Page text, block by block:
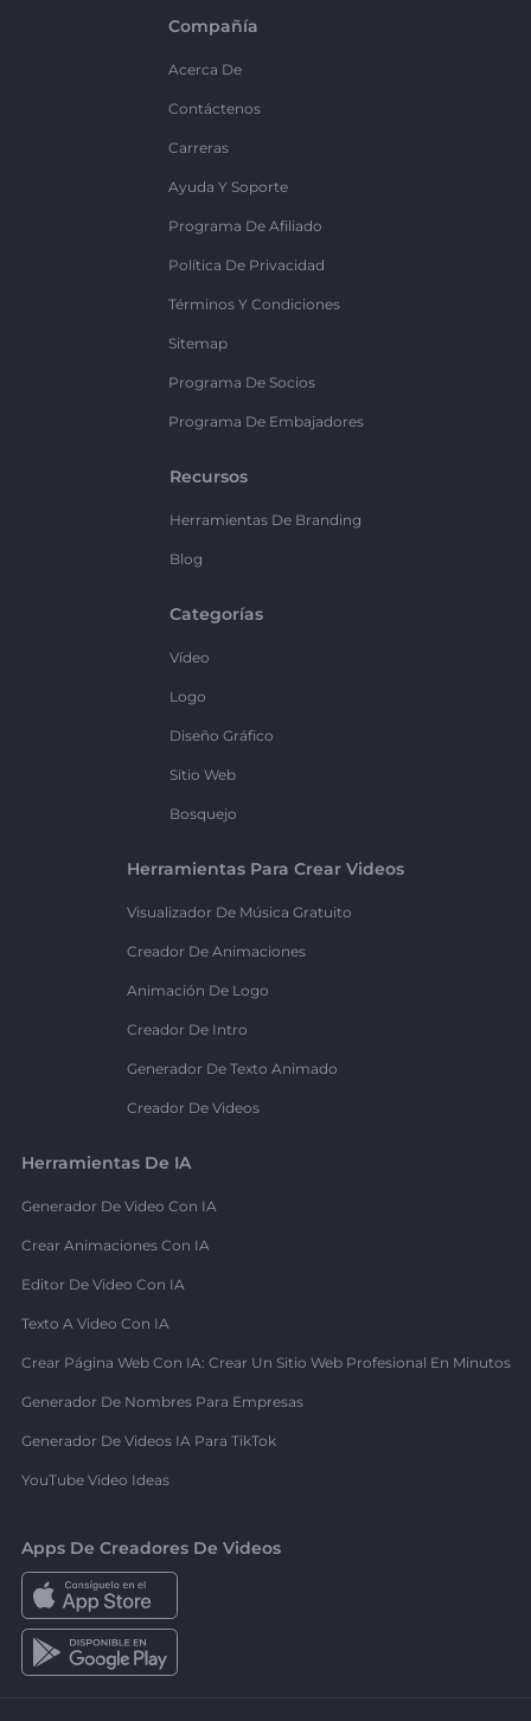
Compañía
Acerca De
Contáctenos
Carreras
Ayuda Y Soporte
Programa De Afiliado
Política De Privacidad
Términos Y Condiciones
Sitemap
Programa De Socios
Programa De Embajadores
Recursos
Herramientas De Branding
Blog
Categorías
Vídeo
Logo
Diseño Gráfico
Sitio Web
Bosquejo
Herramientas Para Crear Videos
Visualizador De Música Gratuito
Creador De Animaciones
Animación De Logo
Creador De Intro
Generador De Texto Animado
Creador De Videos
Herramientas De IA
Generador De Video Con IA
Crear Animaciones Con IA
Editor De Video Con IA
Texto A Video Con IA
Crear Página Web Con IA: Crear Un Sitio Web Profesional En Minutos
Generador De Nombres Para Empresas
Generador De Videos IA Para TikTok
YouTube Video Ideas
Apps De Creadores De Videos